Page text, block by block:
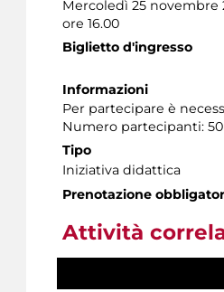
Mercoledì 25 novembre
ore 16.00
Biglietto d'ingresso
Informazioni
Per partecipare è
Numero partecipanti: 50
Tipo
Iniziativa didattica
Prenotazione
Attività